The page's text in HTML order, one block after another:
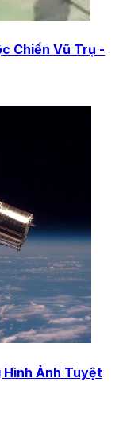
Chiến Vũ Trụ -
Hình Ảnh Tuyệt